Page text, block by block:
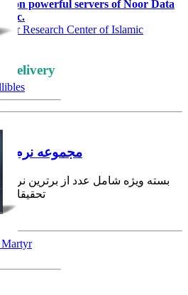
Martyr
on powerful servers of Noor Data
Research Center of Islamic
delivery
مجموعه نرم‌
بسته ویژه شامل عدد از برترین نرم
تحقیقات